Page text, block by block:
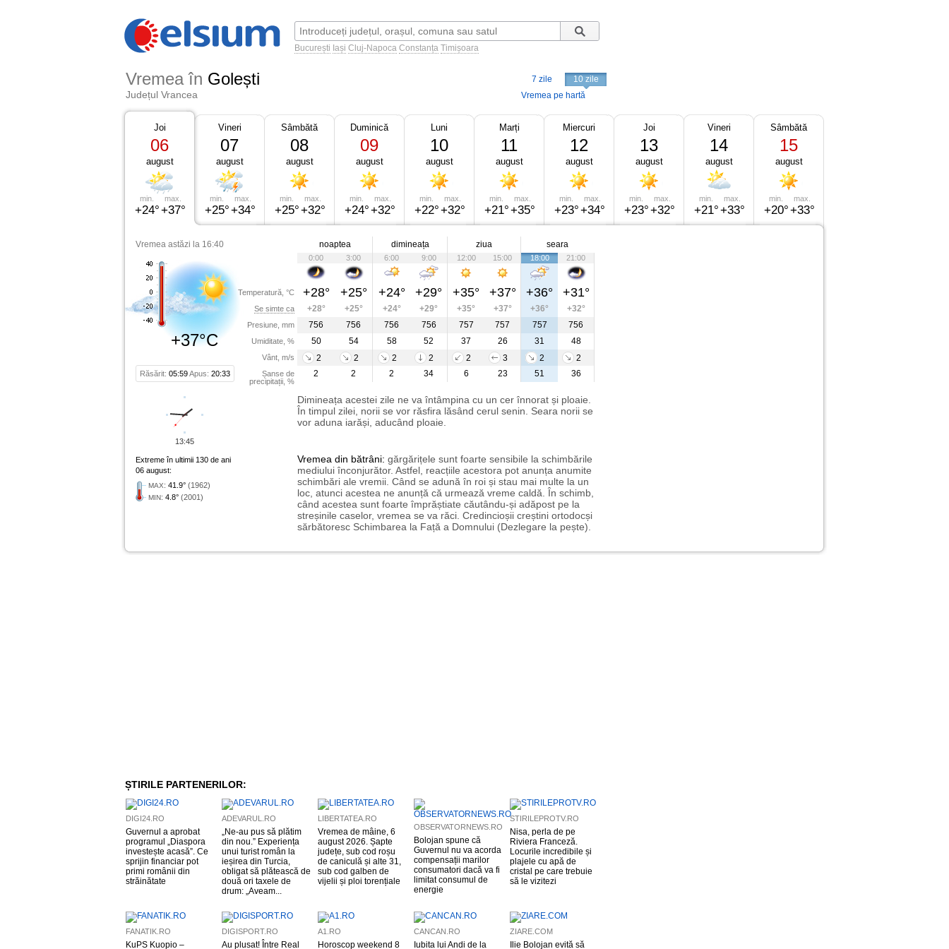
București Iași Cluj-Napoca Constanța Timișoara
Vremea în Golești
Județul Vrancea
7 zile
10 zile
Vremea pe hartă
Joi
06
august
min.
+24°
max.
+37°
Vineri
07
august
min.
+25°
max.
+34°
Sâmbătă
08
august
min.
+25°
max.
+32°
Duminică
09
august
min.
+24°
max.
+32°
Luni
10
august
min.
+22°
max.
+32°
Marți
11
august
min.
+21°
max.
+35°
Miercuri
12
august
min.
+23°
max.
+34°
Joi
13
august
min.
+23°
max.
+32°
Vineri
14
august
min.
+21°
max.
+33°
Sâmbătă
15
august
min.
+20°
max.
+33°
Vremea astăzi la 16:40
+37°C
Răsărit: 05:59Apus: 20:33
Temperatură, °C
Se simte ca
Presiune, mm
Umiditate, %
Vânt, m/s
Șanse de
precipitații, %
noaptea dimineața ziua seara
0:00 3:00 6:00 9:00 12:00 15:00 18:00 21:00
+28° +25° +24° +29° +35° +37° +36° +31°
+28° +25° +24° +29° +35° +37° +36°
+32°
756
756 756 756 757 757 757
756
50
54 58 52 37 26 31
48
2
2 2 2 2 3 2
2
2
2 2 34 6 23 51 36
Dimineața acestei zile ne va întâmpina cu un cer înnorat și ploaie.
În timpul zilei, norii se vor răsfira lăsând cerul senin. Seara norii se
vor aduna iarăși, aducând ploaie.
Extreme în ultimii 130 de ani
06 august:
MAX: 41.9° (1962)
MIN: 4.8° (2001)
Vremea din bătrâni: gărgărițele sunt foarte sensibile la schimbările
mediului înconjurător. Astfel, reacțiile acestora pot anunța anumite
schimbări ale vremii. Când se adună în roi și stau mai multe la un
loc, atunci acestea ne anunță că urmează vreme caldă. În schimb,
când acestea sunt foarte împrăștiate căutându-și adăpost pe la
streșinile caselor, vremea se va răci. Credincioșii creștini ortodocși
sărbătoresc Schimbarea la Față a Domnului (Dezlegare la pește).
13:45
ȘTIRILE PARTENERILOR:
DIGI24.RO
Guvernul a aprobat
programul „Diaspora
investește acasă”. Ce
sprijin financiar pot
primi românii din
străinătate
ADEVARUL.RO
„Ne-au pus să plătim
din nou.” Experiența
unui turist român la
ieșirea din Turcia,
obligat să plătească de
două ori taxele de
drum: „Aveam...
LIBERTATEA.RO
Vremea de mâine, 6
august 2026. Șapte
județe, sub cod roșu
de caniculă și alte 31,
sub cod galben de
vijelii și ploi torențiale
OBSERVATORNEWS.RO
Bolojan spune că
Guvernul nu va acorda
compensații marilor
consumatori dacă va fi
limitat consumul de
energie
STIRILEPROTV.RO
Nisa, perla de pe
Riviera Franceză.
Locurile incredibile și
plajele cu apă de
cristal pe care trebuie
să le vizitezi
FANATIK.RO
KuPS Kuopio –
DIGISPORT.RO
Au plusat! Între Real
A1.RO
Horoscop weekend 8
CANCAN.RO
Iubita lui Andi de la
ZIARE.COM
Ilie Bolojan evită să